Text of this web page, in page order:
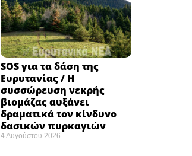
SOS για τα δάση της
Ευρυτανίας / Η
συσσώρευση νεκρής
βιομάζας αυξάνει
δραματικά τον κίνδυνο
δασικών πυρκαγιών
4 Αυγούστου 2026